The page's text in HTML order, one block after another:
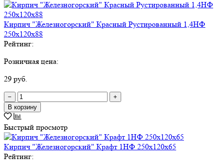
Кирпич "Железногорский" Красный Рустированный 1,4НФ
250х120х88
Рейтинг:
Розничная цена:
29 руб.
−
+
В корзину
Быстрый просмотр
Кирпич "Железногорский" Крафт 1НФ 250х120х65
Рейтинг: